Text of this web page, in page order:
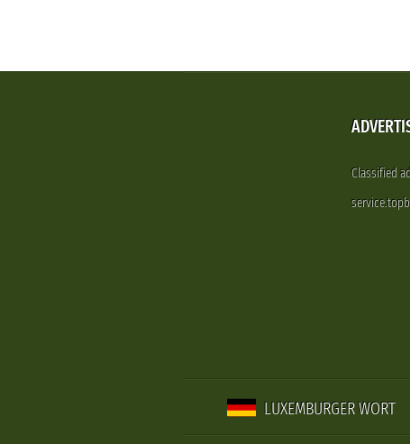
Classified
LUXEMBURGER WORT